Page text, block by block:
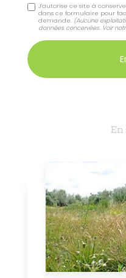
J'autorise ce site à
dans ce formulaire pour
demande. (Aucune
données concervées. Voir
En